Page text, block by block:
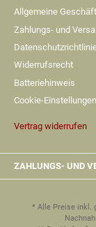
Allgemeine
Zahlungs- und
Widerrufsrecht
Batteriehinweis
Cookie-Einstellungen
Vertrag widerrufen
ZAHLUNGS- UND
* Alle Preise inkl.